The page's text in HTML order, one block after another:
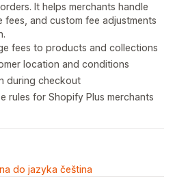
It helps merchants handle
and custom fee adjustments
fees to products and collections
location and conditions
during checkout
rules for Shopify Plus merchants
do jazyka čeština